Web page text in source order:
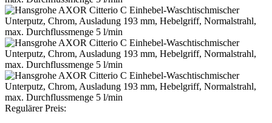
Regulärer Preis: